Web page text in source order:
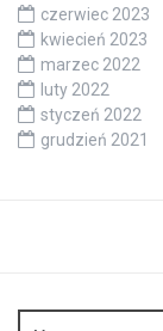
czerwiec 2023
kwiecień 2023
marzec 2022
luty 2022
styczeń 2022
grudzień 2021